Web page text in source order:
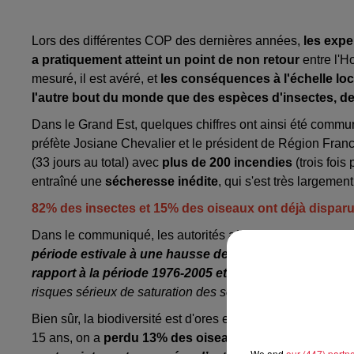
Lors des différentes COP des dernières années, les
a pratiquement atteint un point de non retour entre
mesuré, il est avéré, et les conséquences à l'échelle
l'autre bout du monde que des espèces d'insectes,
Dans le Grand Est, quelques chiffres ont ainsi été
préfète Josiane Chevalier et le président de Région
(33 jours au total) avec plus de 200 incendies (trois fois
entraîné une sécheresse inédite, qui s'est très
82% des insectes et 15% des oiseaux ont déjà disparu
Dans le communiqué, les autorités affirment que "
période estivale à une hausse de 3,9° de la t
rapport à la période 1976-2005 et à une
risques sérieux de saturation des sols, surtout en zones
Bien sûr, la biodiversité est d'ores et déjà fortement
15 ans, on a perdu 13% des oiseaux